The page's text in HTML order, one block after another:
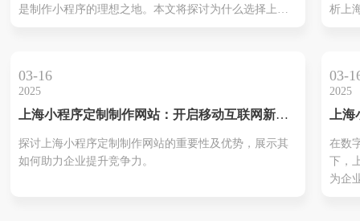
是制作小程序的理想之地。本文将探讨为什么选择上海
析上
03-16
2025
上海小程序定制制作网站：开启移动互联网新时
探讨上海小程序定制制作网站的重要性及优势，展示其
如何助力企业提升竞争力。
03-
2025
上海
在数
下，
为企